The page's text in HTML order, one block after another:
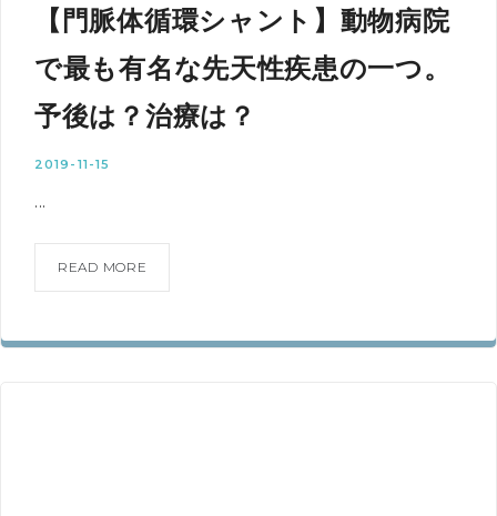
【門脈体循環シャント】動物病院
で最も有名な先天性疾患の一つ。
予後は？治療は？
2019-11-15
...
READ MORE